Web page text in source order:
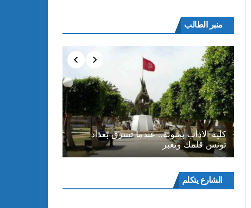
منبر الطالب
كلية الأداب بمنوبة.. عندما تسرق بغداد
تونس قلمك وتعبر
الشارع يتكلممشغل
الفيديو